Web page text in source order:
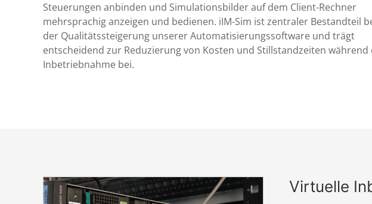
Steuerungen anbinden und Simulationsbilder auf dem Client-Rechner
mehrsprachig anzeigen und bedienen. iIM-Sim ist zentraler Bestandteil
der Qualitätssteigerung unserer Automatisierungssoftware und trägt
entscheidend zur Reduzierung von Kosten und Stillstandzeiten während
Inbetriebnahme bei.
Virtuelle